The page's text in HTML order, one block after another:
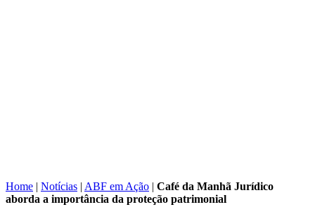
Home | Notícias | ABF em Ação | Café da Manhã Jurídico
aborda a importância da proteção patrimonial